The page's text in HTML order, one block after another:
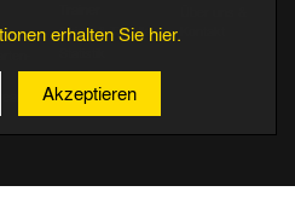
Spiele & Tabelle
Trainingsplan
Geburtstage
erhalten Sie hier.
Akzeptieren